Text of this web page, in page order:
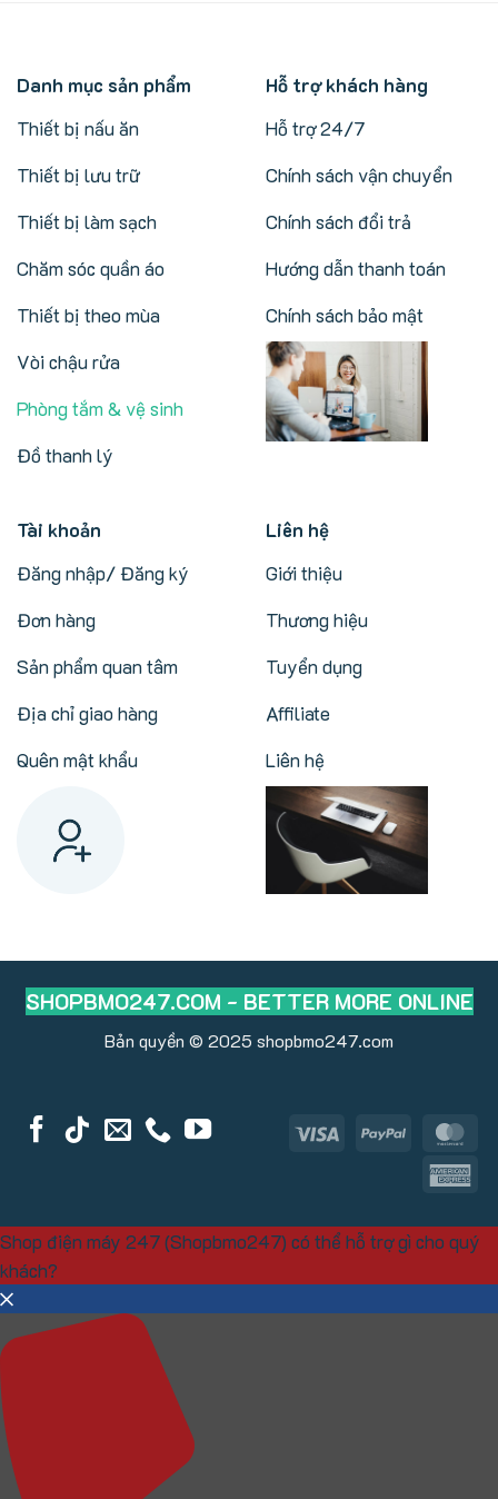
Danh mục sản phẩm
Thiết bị nấu ăn
Thiết bị lưu trữ
Thiết bị làm sạch
Chăm sóc quần áo
Thiết bị theo mùa
Vòi chậu rửa
Phòng tắm & vệ sinh
Đồ thanh lý
Hỗ trợ khách hàng
Hỗ trợ 24/7
Chính sách vận chuyển
Chính sách đổi trả
Hướng dẫn thanh toán
Chính sách bảo mật
Tài khoản
Đăng nhập/ Đăng ký
Đơn hàng
Sản phẩm quan tâm
Địa chỉ giao hàng
Quên mật khẩu
Liên hệ
Giới thiệu
Thương hiệu
Tuyển dụng
Affiliate
Liên hệ
SHOPBMO247.COM - BETTER MORE ONLINE
Bản quyền © 2025 shopbmo247.com
Visa PayPal
Shop điện máy 247 (Shopbmo247) có thể hỗ trợ gì cho quý
khách?